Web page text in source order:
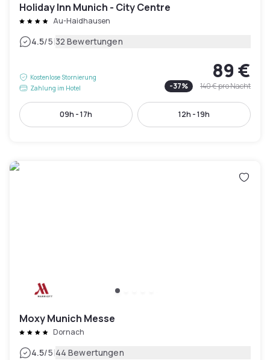
Holiday Inn Munich - City Centre
Au-Haidhausen
4.5/5|32 Bewertungen
Kostenlose Stornierung
Zahlung im Hotel
89 €
-37% 140 €pro Nacht
09h - 17h 12h - 19h
Moxy Munich Messe
Dornach
4.5/5|44 Bewertungen